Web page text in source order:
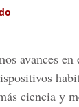
avances en
ciencia y